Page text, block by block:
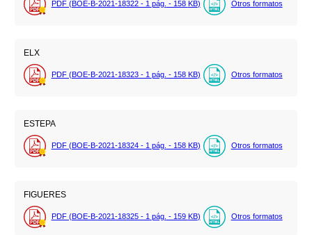
PDF (BOE-B-2021-18322 - 1 pág. - 158 KB) Otros formatos
ELX
PDF (BOE-B-2021-18323 - 1 pág. - 158 KB) Otros formatos
ESTEPA
PDF (BOE-B-2021-18324 - 1 pág. - 158 KB) Otros formatos
FIGUERES
PDF (BOE-B-2021-18325 - 1 pág. - 159 KB) Otros formatos